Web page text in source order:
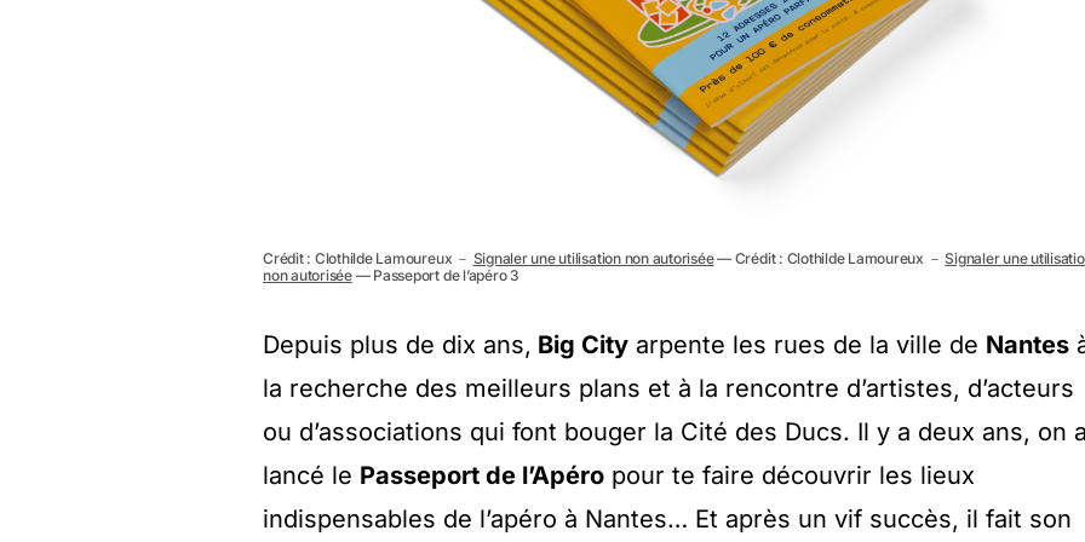
Crédit : Clothilde Lamoureux － Signaler une utilisation non autorisée— Crédit : Clothilde Lamoureux －Signaler une
non autorisée— Passeport de l’apéro 3
Depuis plus de dix ans, Big City arpente les rues de la ville de Nantes
la recherche des meilleurs plans et à la rencontre d’artistes, d’acteurs
ou d’associations qui font bouger la Cité des Ducs. Il y a deux ans, on a
lancé le Passeport de l’Apéro pour te faire découvrir les lieux
indispensables de l’apéro à Nantes… Et après un vif succès, il fait son